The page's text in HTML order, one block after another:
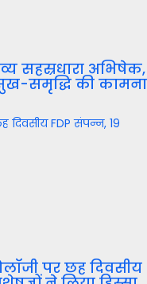
सहस्रधारा अभिषेक,
समृद्धि की कामना
FDP संपन्न, 19
पर छह दिवसीय